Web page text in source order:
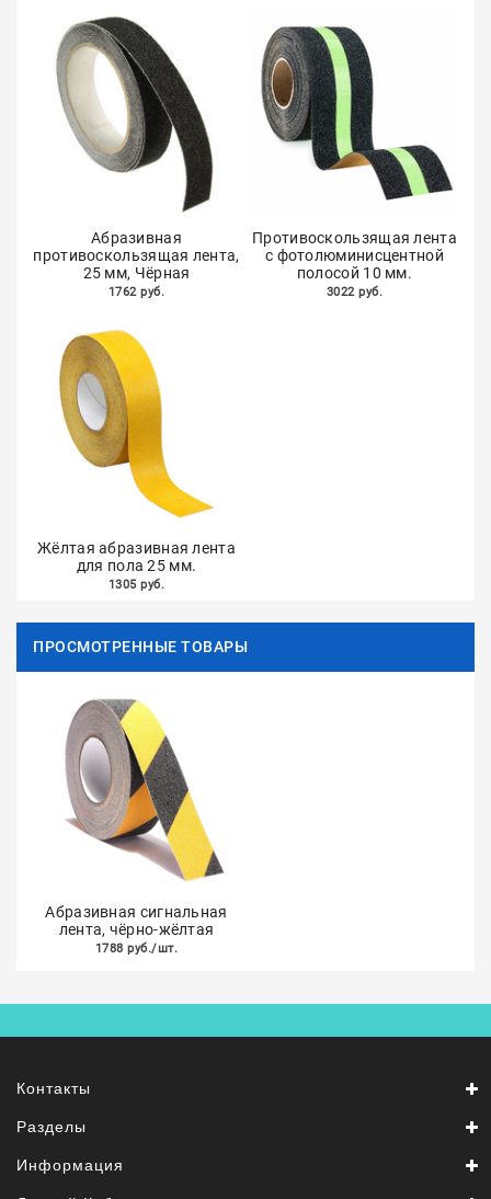
Абразивная
противоскользящая лента,
25 мм, Чёрная
1762 руб.
Противоскользящая лента
с фотолюминисцентной
полосой 10 мм.
3022 руб.
Жёлтая абразивная лента
для пола 25 мм.
1305 руб.
ПРОСМОТРЕННЫЕ ТОВАРЫ
Абразивная сигнальная
лента, чёрно-жёлтая
1788 руб./шт.
Контакты
Разделы
Информация